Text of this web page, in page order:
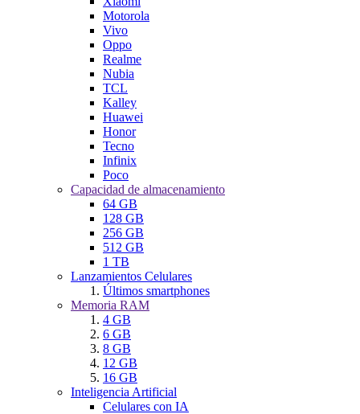
Motorola
Vivo
Oppo
Realme
Nubia
TCL
Kalley
Huawei
Honor
Tecno
Infinix
Poco
Capacidad de almacenamiento
64 GB
128 GB
256 GB
512 GB
1 TB
Lanzamientos Celulares
Últimos smartphones
Memoria RAM
4 GB
6 GB
8 GB
12 GB
16 GB
Inteligencia Artificial
Celulares con IA